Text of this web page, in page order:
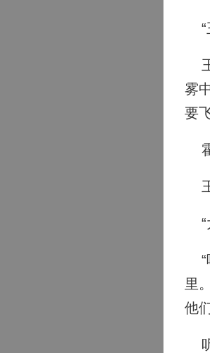
“
王
雾
要
霍
王
“
“
里
他
听